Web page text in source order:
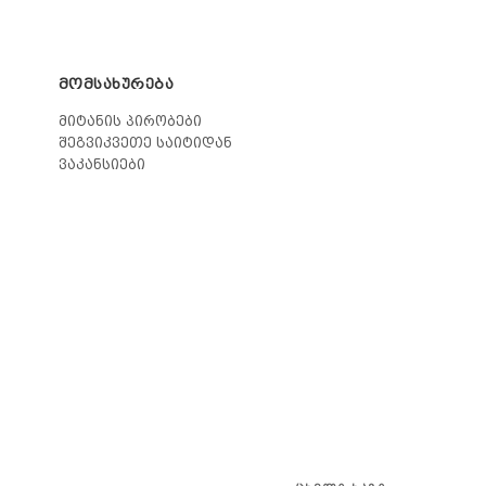
ᲛᲝᲛᲡᲐᲮᲣᲠᲔᲑᲐ
მიტანის პირობები
შეგვიკვეთე საიტიდან
ვაკანსიები